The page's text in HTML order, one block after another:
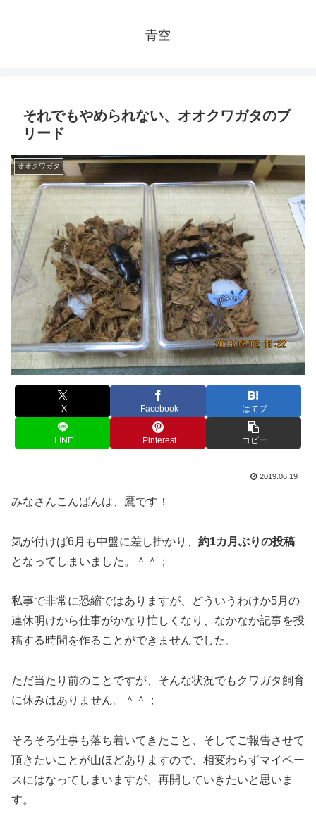
青空
それでもやめられない、オオクワガタのブ
リード
オオクワガタ
X Facebook はてブ
LINE Pinterest コピー
2019.06.19
みなさんこんばんは、鷹です！
気が付けば6月も中盤に差し掛かり、 約1カ月ぶりの投稿
となってしまいました。＾＾；
私事で非常に恐縮ではありますが、どういうわけか5月の
連休明けから仕事がかなり忙しくなり、なかなか記事を投
稿する時間を作ることができませんでした。
ただ当たり前のことですが、そんな状況でもクワガタ飼育
に休みはありません。＾＾；
そろそろ仕事も落ち着いてきたこと、そしてご報告させて
頂きたいことが山ほどありますので、相変わらずマイペー
スにはなってしまいますが、再開していきたいと思いま
す。